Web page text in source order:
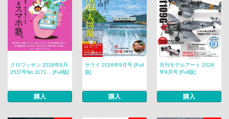
クロワッサン 2026年8月
25日号No.1171... [Full版]
購入
サライ 2026年9月号 [Full
版]
購入
月刊モデルアート 2026
年9月号 [Full版]
購入